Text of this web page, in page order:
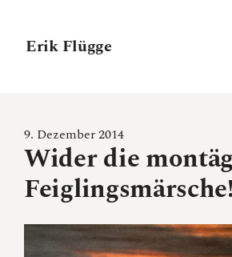
Erik Flügge
9. Dezember 2014
Wider die
Feiglingsmärsche!